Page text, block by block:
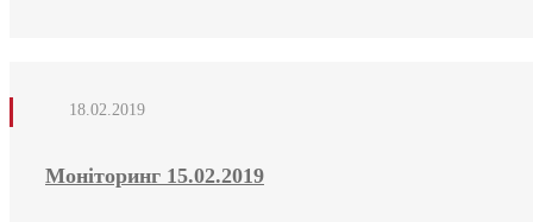
18.02.2019
Моніторинг 15.02.2019